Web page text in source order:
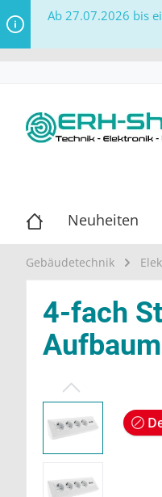
Ab 27.07.2026 bis
Neuheiten
Gebäudetechnik
4-fach